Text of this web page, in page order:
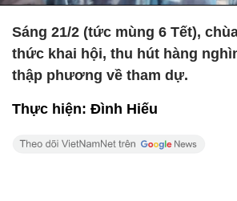
Sáng 21/2 (tức mùng 6 Tết),
thức khai hội, thu hút hàng
thập phương về tham dự.
Thực hiện: Đình Hiếu